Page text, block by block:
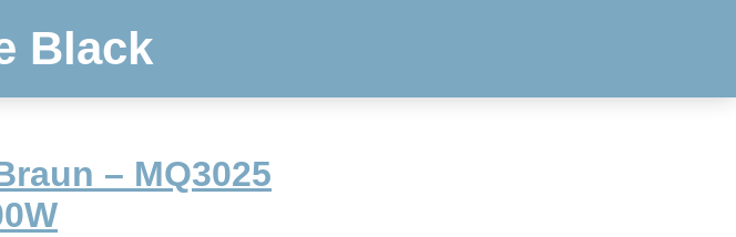
Black
– MQ3025